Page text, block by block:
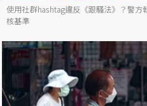
使用社群hashtag違反《跟騷法》？警方
核基準